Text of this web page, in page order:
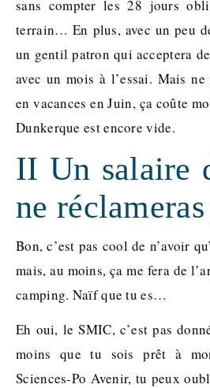
sans compter les 28 jours
terrain… En plus, avec un peu
un gentil patron qui acceptera
avec un mois à l’essai. Mais
en vacances en Juin, ça coûte
Dunkerque est encore vide.
II Un salaire
ne réclameras
Bon, c’est pas cool de n’avoir
mais, au moins, ça me fera de
camping. Naïf que tu es…
Eh oui, le SMIC, c’est pas
moins que tu sois prêt à
Sciences-Po Avenir, tu peux